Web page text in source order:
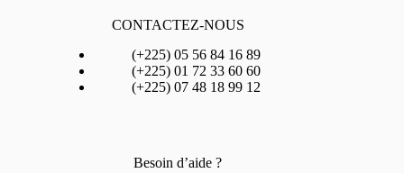
CONTACTEZ-NOUS
(+225) 05 56 84 16 89
(+225) 01 72 33 60 60
(+225) 07 48 18 99 12
Besoin d’aide ?